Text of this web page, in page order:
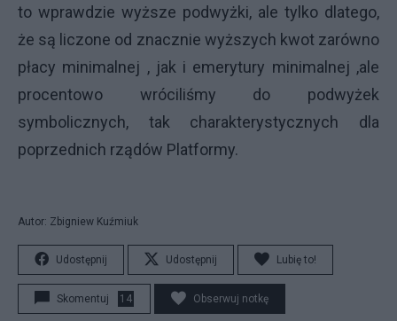
to wprawdzie wyższe podwyżki, ale tylko dlatego,
że są liczone od znacznie wyższych kwot zarówno
płacy minimalnej , jak i emerytury minimalnej ,ale
procentowo wróciliśmy do podwyżek
symbolicznych, tak charakterystycznych dla
poprzednich rządów Platformy.
Autor: Zbigniew Kuźmiuk
Udostępnij Udostępnij Lubię to!
Skomentuj 14 Obserwuj notkę